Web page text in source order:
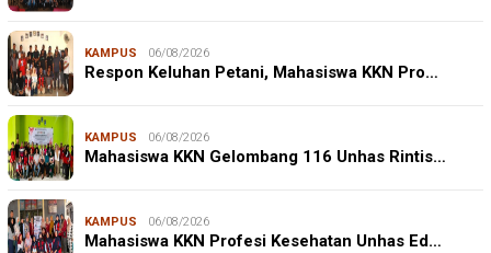
KAMPUS 06/08/2026
Respon Keluhan Petani, Mahasiswa KKN Pro…
KAMPUS 06/08/2026
Mahasiswa KKN Gelombang 116 Unhas Rintis…
KAMPUS 06/08/2026
Mahasiswa KKN Profesi Kesehatan Unhas Ed…